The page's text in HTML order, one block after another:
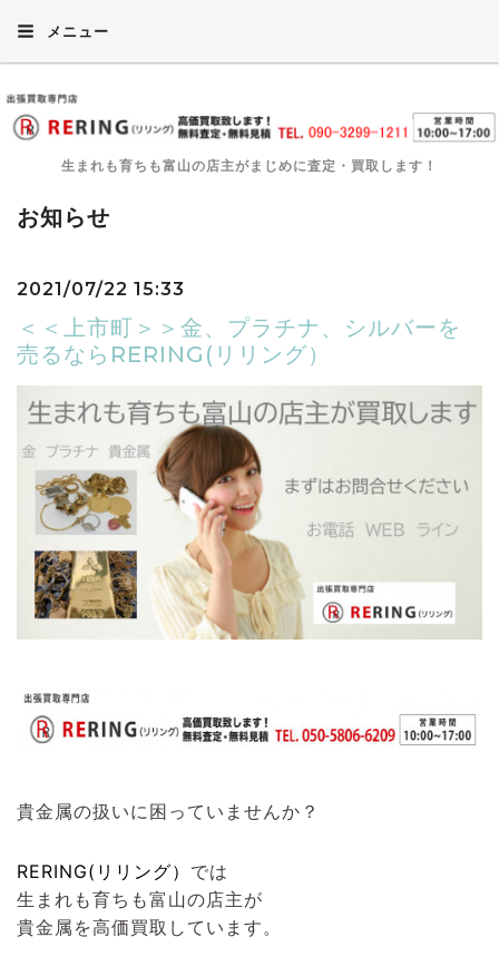
メニュー
生まれも育ちも富山の店主がまじめに査定・買取します！
お知らせ
2021/07/22 15:33
＜＜上市町＞＞金、プラチナ、シルバーを
売るならRERING(リリング）
貴金属の扱いに困っていませんか？
RERING(リリング） では
生まれも育ちも富山の店主が
貴金属を高価買取しています。